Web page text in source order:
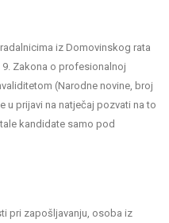
iz Domovinskog rata
Zakona o profesionalnoj
(Narodne novine, broj
u prijavi na natječaj pozvati na to
kandidate samo pod
pri zapošljavanju, osoba iz